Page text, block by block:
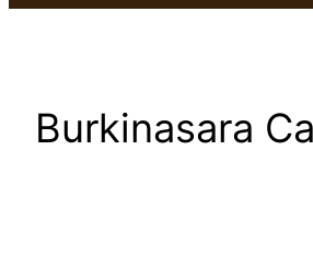
Burkinasara